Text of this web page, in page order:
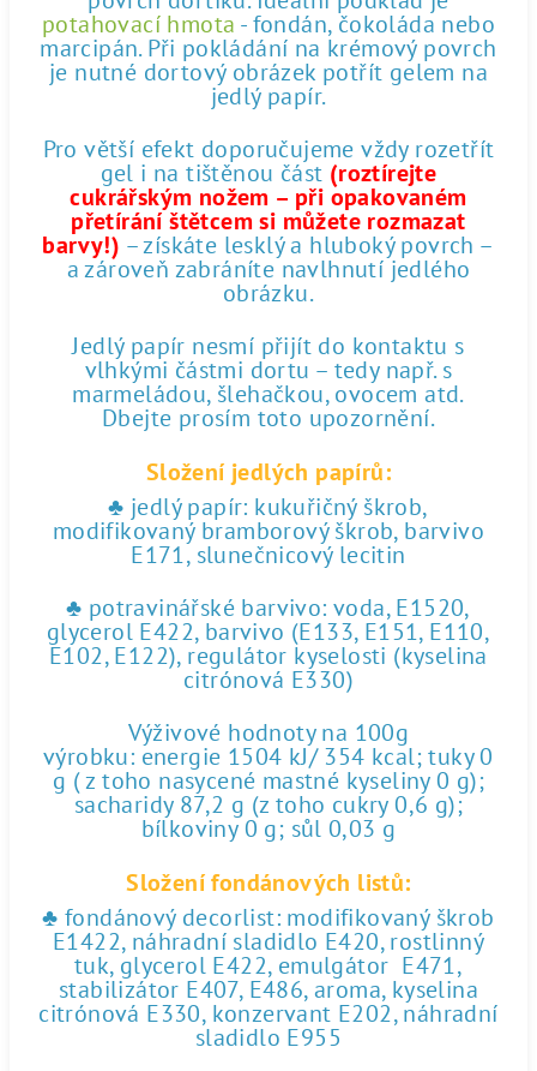
potahovací hmota - fondán, čokoláda nebo
marcipán. Při pokládání na krémový povrch
je nutné dortový obrázek potřít gelem na
jedlý papír.
Pro větší efekt doporučujeme vždy rozetřít
gel i na tištěnou část (roztírejte
cukrářským nožem – při opakovaném
přetírání štětcem si můžete rozmazat
barvy!) – získáte lesklý a hluboký povrch –
a zároveň zabráníte navlhnutí jedlého
obrázku.
Jedlý papír nesmí přijít do kontaktu s
vlhkými částmi dortu – tedy např. s
marmeládou, šlehačkou, ovocem atd.
Dbejte prosím toto upozornění.
Složení jedlých papírů:
♣ jedlý papír: kukuřičný škrob,
modifikovaný bramborový škrob, barvivo
E171, slunečnicový lecitin
♣ potravinářské barvivo: voda, E1520,
glycerol E422, barvivo (E133, E151, E110,
E102, E122), regulátor kyselosti (kyselina
citrónová E330)
Výživové hodnoty na 100g
výrobku: energie 1504 kJ/ 354 kcal; tuky 0
g ( z toho nasycené mastné kyseliny 0 g);
sacharidy 87,2 g (z toho cukry 0,6 g);
bílkoviny 0 g; sůl 0,03 g
Složení fondánových listů:
♣ fondánový decorlist: modifikovaný škrob
E1422, náhradní sladidlo E420, rostlinný
tuk, glycerol E422, emulgátor E471,
stabilizátor E407, E486, aroma, kyselina
citrónová E330, konzervant E202, náhradní
sladidlo E955